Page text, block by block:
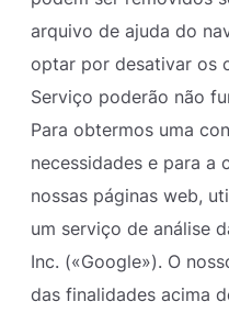
arquivo de ajuda do
optar por desativar os
Serviço poderão não
Para obtermos uma
necessidades e para a
nossas páginas web,
um serviço de análise
Inc. («Google»). O
das finalidades acima